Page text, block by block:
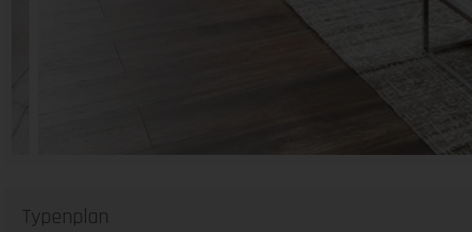
Typenplan